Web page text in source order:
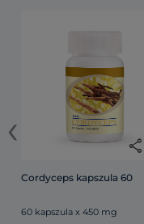
share
Cordyceps kapszula 60
60 kapszula x 450 mg
‹